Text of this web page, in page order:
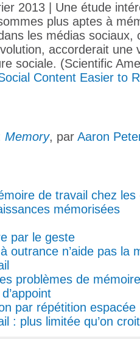
2013 | Une étude
plus aptes à
les médias sociaux,
accorderait une
sociale. (Scientific
Content Easier to
Memory, par Aaron
de travail chez les
mémorisées
par le geste
outrance n’aide pas la
problèmes de
par répétition espacée
: plus limitée qu’on croit